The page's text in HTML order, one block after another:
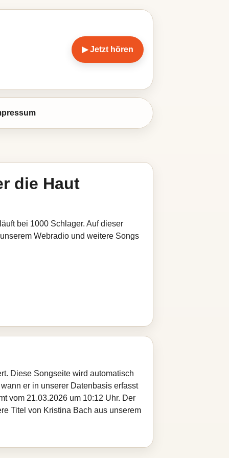
▶ Jetzt hören
die Haut
bei 1000 Schlager. Auf dieser
Webradio und weitere Songs
Diese Songseite wird automatisch
er in unserer Datenbasis erfasst
vom 21.03.2026 um 10:12 Uhr. Der
Titel von Kristina Bach aus unserem